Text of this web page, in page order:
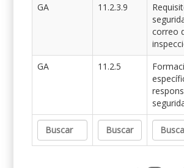
GA
11.2.3.9
correo
GA
11.2.5